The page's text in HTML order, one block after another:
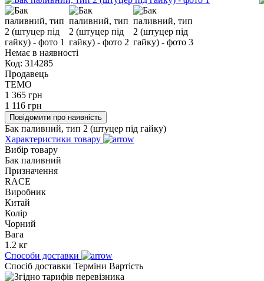
Немає в наявності
Код: 314285
Продавець
TEMO
1 365 грн
1 116 грн
Повідомити про наявність
Бак паливний, тип 2 (штуцер під гайку)
Характеристики товару
Вибір товару
Бак паливний
Призначення
RACE
Виробник
Китай
Колір
Чорний
Вага
1.2 кг
Способи доставки
Спосіб доставки Терміни Вартість